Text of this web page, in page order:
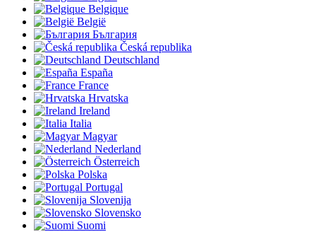
Belgique
België
България
Česká republika
Deutschland
España
France
Hrvatska
Ireland
Italia
Magyar
Nederland
Österreich
Polska
Portugal
Slovenija
Slovensko
Suomi